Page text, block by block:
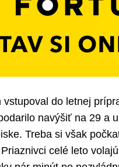
vstupoval do letnej
navýšiť na 29 a
Treba si však
celé leto